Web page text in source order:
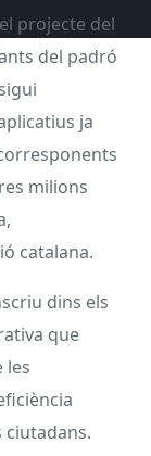
projecte del
del padró
ja
milions
catalana.
dins els
que
les